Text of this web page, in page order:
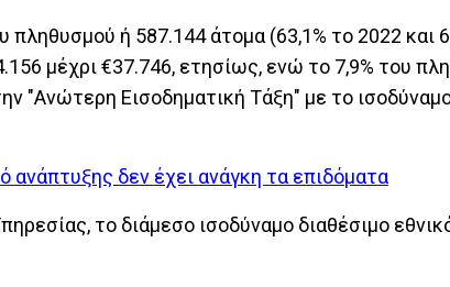
ή 587.144 άτομα (63,1% το 2022 και
μέχρι €37.746, ετησίως, ενώ το 7,9% του
"Ανώτερη Εισοδηματική Τάξη" με το
ανάπτυξης δεν έχει ανάγκη τα επιδόματα
το διάμεσο ισοδύναμο διαθέσιμο